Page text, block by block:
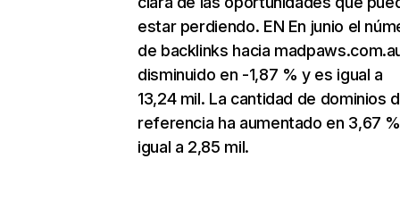
estar perdiendo. EN En junio el
de backlinks hacia
disminuido en -1,87 % y es igual a
13,24 mil. La cantidad de dominios
referencia ha aumentado en 3,67
igual a 2,85 mil.